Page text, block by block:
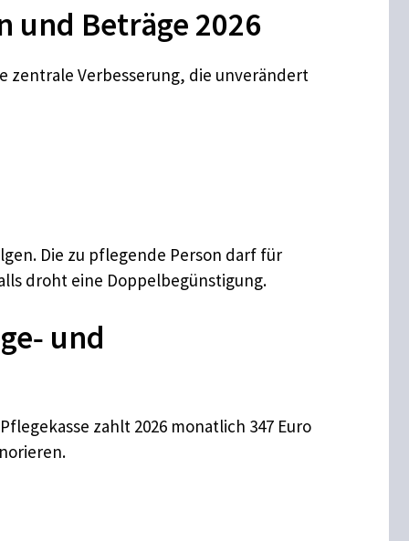
und Beträge 2026
zentrale Verbesserung, die unverändert
Die zu pflegende Person darf für
droht eine Doppelbegünstigung.
und
zahlt 2026 monatlich 347 Euro